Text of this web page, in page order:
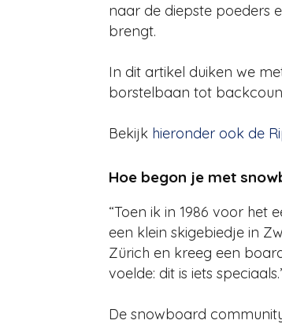
naar de diepste poeders
brengt.
In dit artikel duiken we
borstelbaan tot
Bekijk hieronder ook de
Hoe begon je met
“Toen ik in 1986 voor het
een klein skigebiedje in
Zürich en kreeg een
voelde: dit is iets
De snowboard